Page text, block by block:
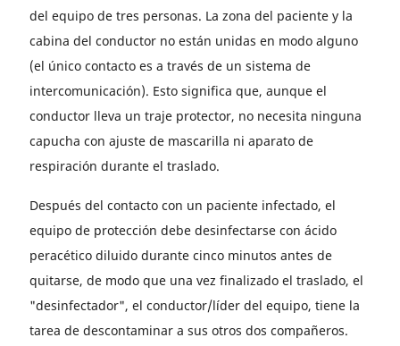
del equipo de tres personas. La zona del paciente y la
cabina del conductor no están unidas en modo alguno
(el único contacto es a través de un sistema de
intercomunicación). Esto significa que, aunque el
conductor lleva un traje protector, no necesita ninguna
capucha con ajuste de mascarilla ni aparato de
respiración durante el traslado.
Después del contacto con un paciente infectado, el
equipo de protección debe desinfectarse con ácido
peracético diluido durante cinco minutos antes de
quitarse, de modo que una vez finalizado el traslado, el
"desinfectador", el conductor/líder del equipo, tiene la
tarea de descontaminar a sus otros dos compañeros.